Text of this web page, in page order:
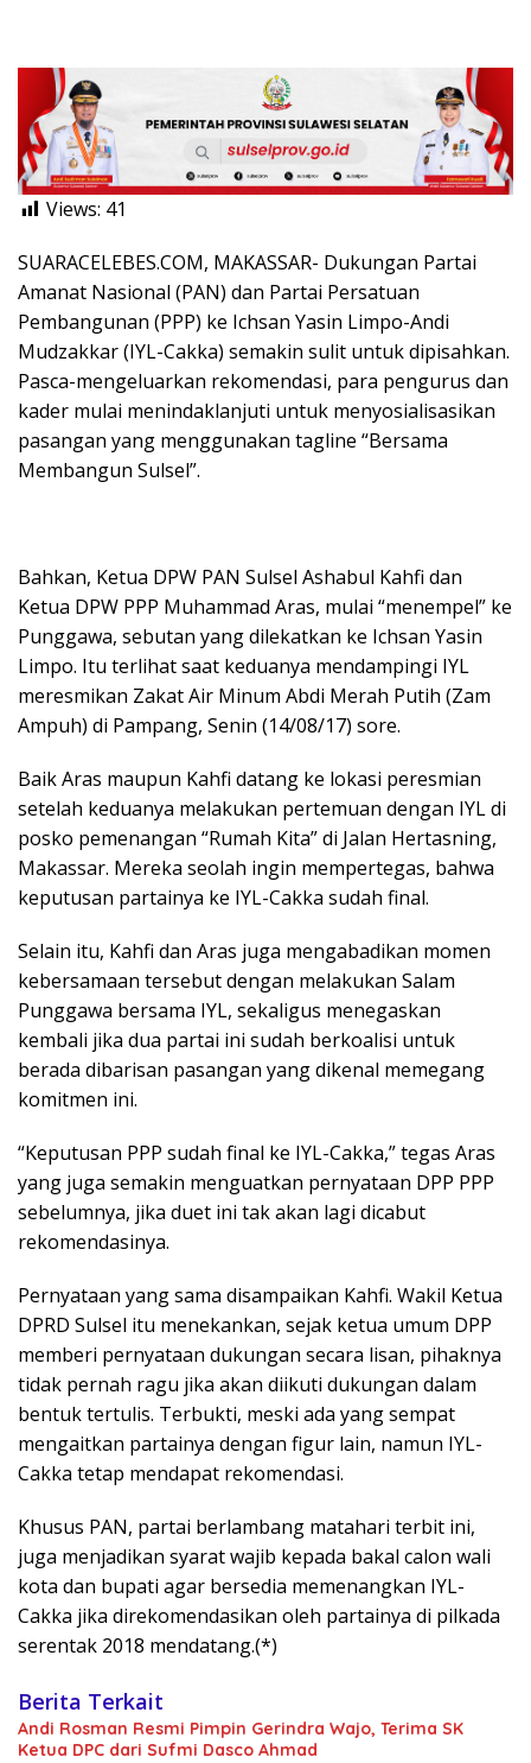
Views: 41
SUARACELEBES.COM, MAKASSAR- Dukungan Partai
Amanat Nasional (PAN) dan Partai Persatuan
Pembangunan (PPP) ke Ichsan Yasin Limpo-Andi
Mudzakkar (IYL-Cakka) semakin sulit untuk dipisahkan.
Pasca-mengeluarkan rekomendasi, para pengurus dan
kader mulai menindaklanjuti untuk menyosialisasikan
pasangan yang menggunakan tagline “Bersama
Membangun Sulsel”.
Bahkan, Ketua DPW PAN Sulsel Ashabul Kahfi dan
Ketua DPW PPP Muhammad Aras, mulai “menempel” ke
Punggawa, sebutan yang dilekatkan ke Ichsan Yasin
Limpo. Itu terlihat saat keduanya mendampingi IYL
meresmikan Zakat Air Minum Abdi Merah Putih (Zam
Ampuh) di Pampang, Senin (14/08/17) sore.
Baik Aras maupun Kahfi datang ke lokasi peresmian
setelah keduanya melakukan pertemuan dengan IYL di
posko pemenangan “Rumah Kita” di Jalan Hertasning,
Makassar. Mereka seolah ingin mempertegas, bahwa
keputusan partainya ke IYL-Cakka sudah final.
Selain itu, Kahfi dan Aras juga mengabadikan momen
kebersamaan tersebut dengan melakukan Salam
Punggawa bersama IYL, sekaligus menegaskan
kembali jika dua partai ini sudah berkoalisi untuk
berada dibarisan pasangan yang dikenal memegang
komitmen ini.
“Keputusan PPP sudah final ke IYL-Cakka,” tegas Aras
yang juga semakin menguatkan pernyataan DPP PPP
sebelumnya, jika duet ini tak akan lagi dicabut
rekomendasinya.
Pernyataan yang sama disampaikan Kahfi. Wakil Ketua
DPRD Sulsel itu menekankan, sejak ketua umum DPP
memberi pernyataan dukungan secara lisan, pihaknya
tidak pernah ragu jika akan diikuti dukungan dalam
bentuk tertulis. Terbukti, meski ada yang sempat
mengaitkan partainya dengan figur lain, namun IYL-
Cakka tetap mendapat rekomendasi.
Khusus PAN, partai berlambang matahari terbit ini,
juga menjadikan syarat wajib kepada bakal calon wali
kota dan bupati agar bersedia memenangkan IYL-
Cakka jika direkomendasikan oleh partainya di pilkada
serentak 2018 mendatang.(*)
Berita Terkait
Andi Rosman Resmi Pimpin Gerindra Wajo, Terima SK
Ketua DPC dari Sufmi Dasco Ahmad